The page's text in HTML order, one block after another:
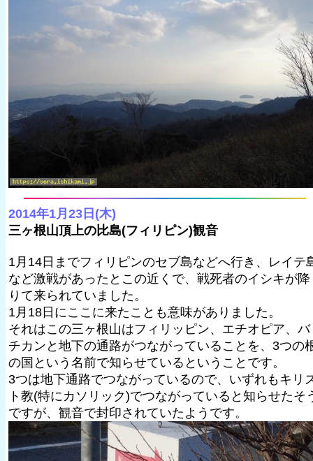
2014年1月23日(木)
三ヶ根山頂上の比島(フィリピン)観音
1月14日までフィリピンのセブ島などへ行き、レイテ
など激戦があったとこの近くで、戦死者のイシキが降
りて来られていました。
1月18日にここに来たことも意味がありました。
それはこの三ヶ根山はフィリッピン、エチオピア、バ
チカンと地下の通路がつながっていることを、3つの
の国という名前で知らせているということです。
3つは地下通路でつながっているので、いずれもキリ
ト教(特にカソリック)でつながっていると知らせたそ
ですが、観音で封印されていたようです。